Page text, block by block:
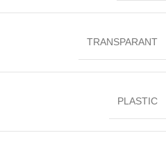
TRANSPARANT
PLASTIC